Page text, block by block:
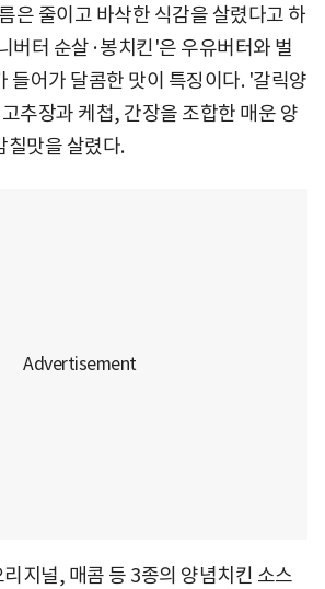
은 줄이고 바삭한 식감을 살렸다고 하
버터 순살·봉치킨'은 우유버터와 벌
들어가 달콤한 맛이 특징이다. '갈릭양
추장과 케첩, 간장을 조합한 매운 양
칠맛을 살렸다.
지널, 매콤 등 3종의 양념치킨 소스